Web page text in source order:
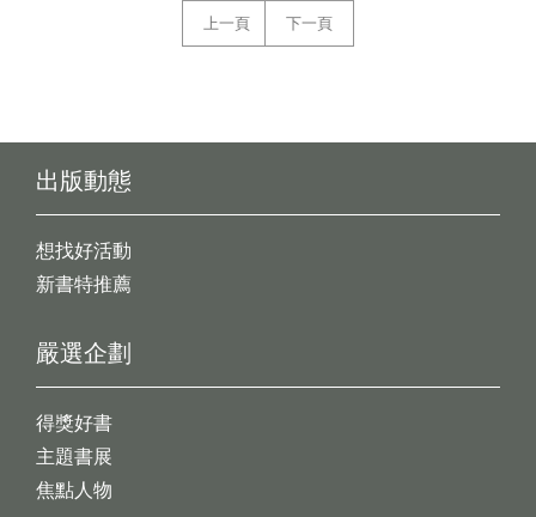
上一頁 下一頁
出版動態
想找好活動
新書特推薦
嚴選企劃
得獎好書
主題書展
焦點人物